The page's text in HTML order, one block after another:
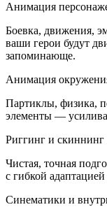
Анимация
Боевка, движения,
ваши герои будут
запоминающе.
Анимация
Партиклы, физика,
элементы —
Риггинг и скиннинг
Чистая, точная
с гибкой
Синематики и